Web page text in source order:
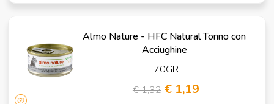
Almo Nature - HFC Natural Tonno con
Acciughine
70GR
€ 1,32 € 1,19